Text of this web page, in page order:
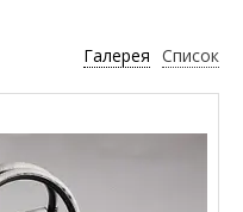
Галерея Список